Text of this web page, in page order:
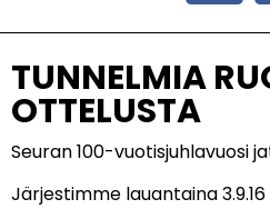
TUNNELMIA
OTTELUSTA
Seuran 100-vuotisjuhlavuosi
Järjestimme lauantaina